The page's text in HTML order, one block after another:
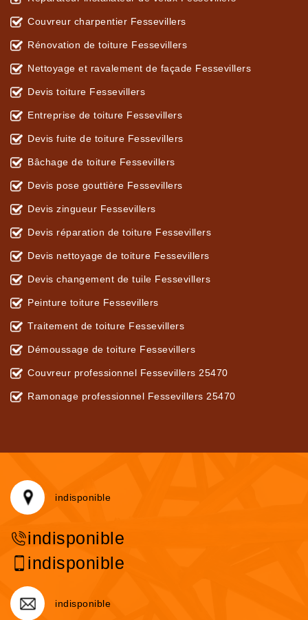
Couvreur charpentier Fessevillers
Rénovation de toiture Fessevillers
Nettoyage et ravalement de façade Fessevillers
Devis toiture Fessevillers
Entreprise de toiture Fessevillers
Devis fuite de toiture Fessevillers
Bâchage de toiture Fessevillers
Devis pose gouttière Fessevillers
Devis zingueur Fessevillers
Devis réparation de toiture Fessevillers
Devis nettoyage de toiture Fessevillers
Devis changement de tuile Fessevillers
Peinture toiture Fessevillers
Traitement de toiture Fessevillers
Démoussage de toiture Fessevillers
Couvreur professionnel Fessevillers 25470
Ramonage professionnel Fessevillers 25470
indisponible
indisponible
indisponible
indisponible